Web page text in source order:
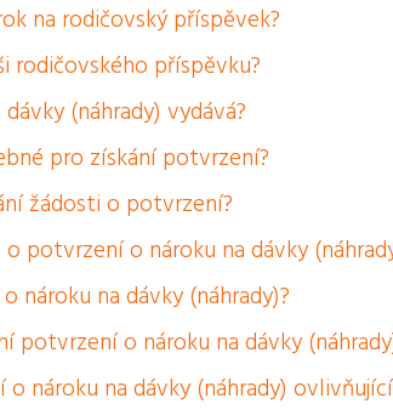
na rodičovský příspěvek?
rodičovského příspěvku?
(náhrady) vydává?
pro získání potvrzení?
žádosti o potvrzení?
potvrzení o nároku na dávky
nároku na dávky (náhrady)?
potvrzení o nároku na dávky
nároku na dávky (náhrady)